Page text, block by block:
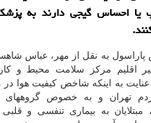
احساس گیجی دارند به
پاراسول به نقل از مهر، عباس
اقلیم مركز سلامت محیط و
به اینكه شاخص كیفیت هوا در
تهران و به خصوص گروههای
مبتلایان به بیماری تنفسی و